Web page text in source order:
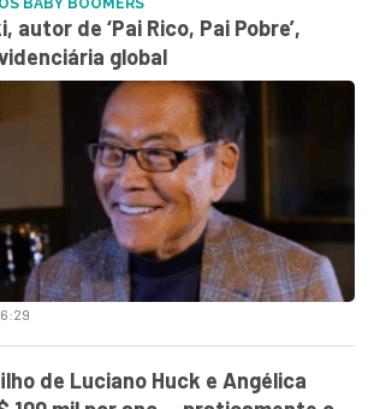
BABY BOOMERS
autor de ‘Pai Rico, Pai Pobre’,
global
de Luciano Huck e Angélica